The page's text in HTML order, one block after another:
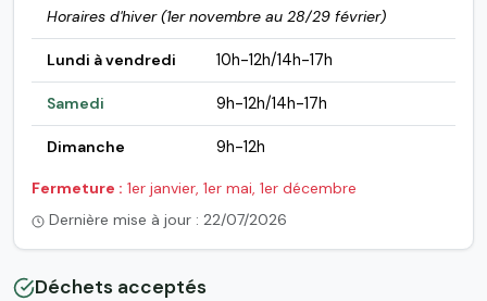
Horaires d'hiver (1er novembre au 28/29 février)
Lundi à vendredi 10h-12h/14h-17h
Samedi 9h-12h/14h-17h
Dimanche 9h-12h
Fermeture : 1er janvier, 1er mai, 1er décembre
Dernière mise à jour : 22/07/2026
Déchets acceptés